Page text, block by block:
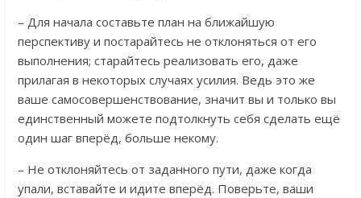
– Для начала составьте план на ближайшую
перспективу и постарайтесь не отклоняться от его
выполнения; старайтесь реализовать его, даже
прилагая в некоторых случаях усилия. Ведь это же
ваше самосовершенствование, значит вы и только вы
единственный можете подтолкнуть себя сделать ещё
один шаг вперёд, больше некому.
– Не отклоняйтесь от заданного пути, даже когда
упали, вставайте и идите вперёд. Поверьте, ваши